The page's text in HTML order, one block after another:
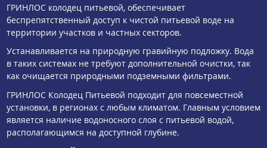
ГРИНЛОС колодец питьевой, обеспечивает
беспрепятственный доступ к чистой питьевой воде на
территории участков и частных секторов.
Устанавливается на природную гравийную подложку. Вода
в таких системах не требуют дополнительной очистки, так
как очищается природными подземными фильтрами.
ГРИНЛОС Колодец Питьевой подходит для повсеместной
установки, в регионах с любым климатом. Главным условием
является наличие водоносного слоя с питьевой водой,
располагающимся на доступной глубине.